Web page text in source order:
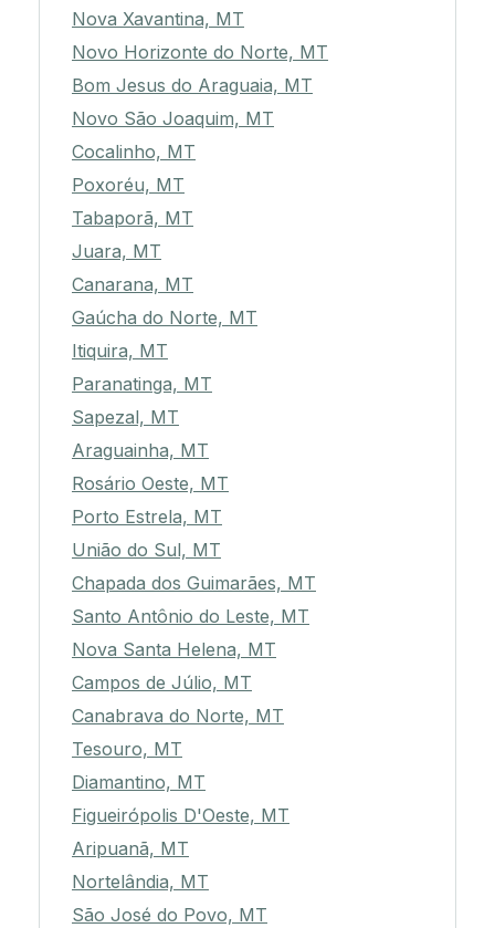
Nova Xavantina, MT
Novo Horizonte do Norte, MT
Bom Jesus do Araguaia, MT
Novo São Joaquim, MT
Cocalinho, MT
Poxoréu, MT
Tabaporã, MT
Juara, MT
Canarana, MT
Gaúcha do Norte, MT
Itiquira, MT
Paranatinga, MT
Sapezal, MT
Araguainha, MT
Rosário Oeste, MT
Porto Estrela, MT
União do Sul, MT
Chapada dos Guimarães, MT
Santo Antônio do Leste, MT
Nova Santa Helena, MT
Campos de Júlio, MT
Canabrava do Norte, MT
Tesouro, MT
Diamantino, MT
Figueirópolis D'Oeste, MT
Aripuanã, MT
Nortelândia, MT
São José do Povo, MT